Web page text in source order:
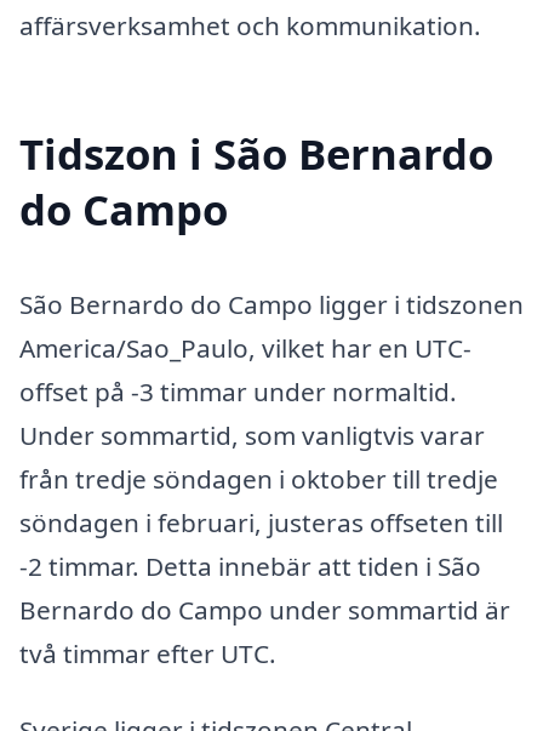
affärsverksamhet och kommunikation.
Tidszon i São Bernardo
do Campo
São Bernardo do Campo ligger i tidszonen
America/Sao_Paulo, vilket har en UTC-
offset på -3 timmar under normaltid.
Under sommartid, som vanligtvis varar
från tredje söndagen i oktober till tredje
söndagen i februari, justeras offseten till
-2 timmar. Detta innebär att tiden i São
Bernardo do Campo under sommartid är
två timmar efter UTC.